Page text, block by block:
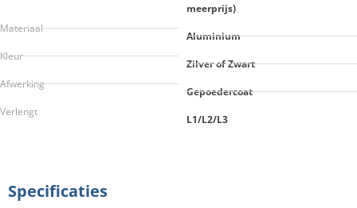
Materiaal
Kleur
Afwerking
Verlengt
meerprijs)
Aluminium
Zilver of Zwart
Gepoedercoat
L1/L2/L3
Specificaties